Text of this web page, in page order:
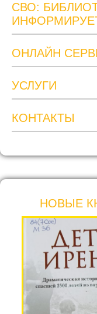
СВО:
ОНЛАЙН
УСЛУГИ
КОНТАКТЫ
НОВЫЕ